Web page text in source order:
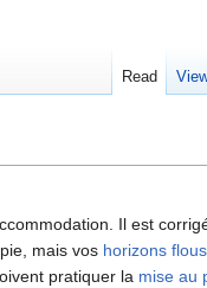
Il est
mais vos horizons flous
pratiquer la mise au
Read